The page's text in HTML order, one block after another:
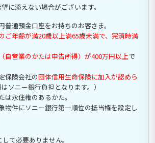
に添えない場合がございます。
普通預金口座をお持ちのお客さま。
ご年齢が満20歳以上満65歳未満で、完済時満
自営業のかたは申告所得）が400万円以上で
保険会社の団体信用生命保険に加入が認めら
ソニー銀行負担となります。）
は永住権のあるかた。
物件にソニー銀行第一順位の抵当権を設定し
て必要ありません。